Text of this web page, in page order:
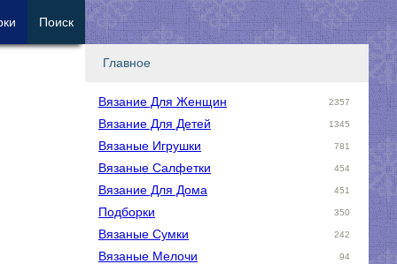
Главное
Вязание Для Женщин 2357
Вязание Для Детей 1345
Вязаные Игрушки 781
Вязаные Салфетки 454
Вязание Для Дома 451
Подборки 350
Вязаные Сумки 242
Вязаные Мелочи 94
Поиск